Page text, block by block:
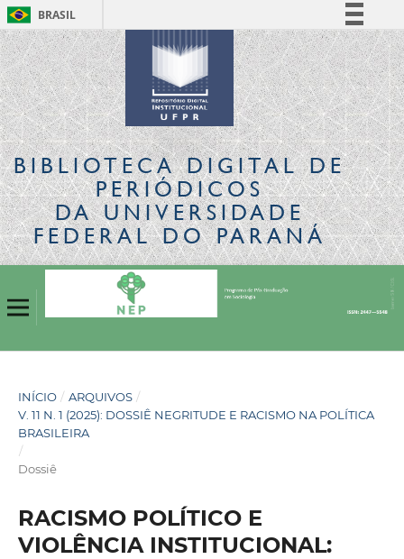
BRASIL
Simplifique!
Comunica BR
Participe
Acesso à informação
Legislação
Canais
BIBLIOTECA DIGITALDE
PERIÓDICOS
DA UNIVERSIDADE
FEDERAL DO PARANÁ
INÍCIO / ARQUIVOS /
V. 11 N. 1 (2025): DOSSIÊ NEGRITUDE E RACISMO NA POLÍTICA
BRASILEIRA
/
Dossiê
RACISMO POLÍTICO E
VIOLÊNCIA INSTITUCIONAL: